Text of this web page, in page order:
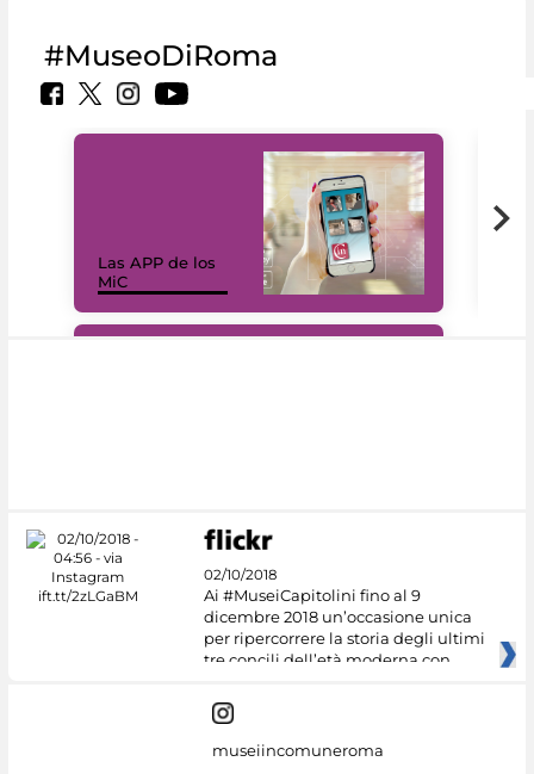
#MuseoDiRoma
Las APP de los
MiC
02/10/2018
Ai #MuseiCapitolini fino al 9
dicembre 2018 un’occasione unica
per ripercorrere la storia degli ultimi
tre concili dell’età moderna con
museiincomuneroma